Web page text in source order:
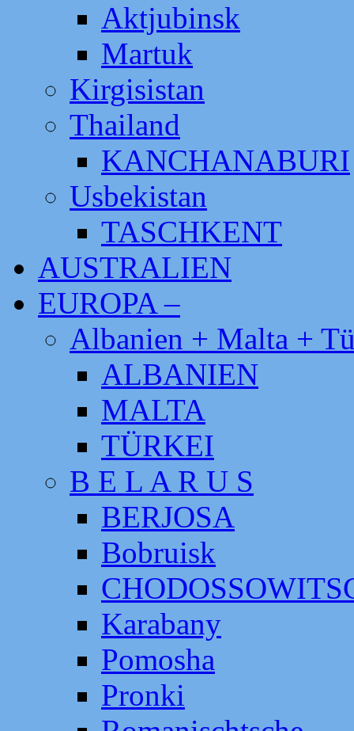
Aktjubinsk
Martuk
Kirgisistan
Thailand
KANCHANABURI
Usbekistan
TASCHKENT
AUSTRALIEN
EUROPA –
Albanien + Malta +
ALBANIEN
MALTA
TÜRKEI
B E L A R U S
BERJOSA
Bobruisk
Karabany
Pomosha
Pronki